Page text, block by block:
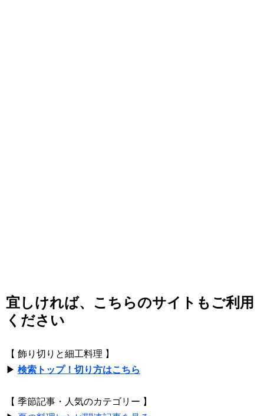
宜しければ、こちらのサイトもご利用
ください
【 飾り切りと細工料理 】
▶ 検索トップ！切り方はこちら
【 季節記事・人気のカテゴリー 】